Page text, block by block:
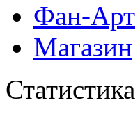
Фан-Арт
Магазин
Статистика